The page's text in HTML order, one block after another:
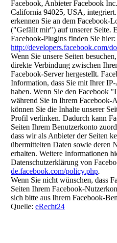
Facebook, Anbieter Facebook
California 94025, USA,
erkennen Sie an dem Facebook-
("Gefällt mir") auf unserer Seite.
Facebook-Plugins finden Sie hier:
http://developers.facebook.com/
Wenn Sie unsere Seiten
direkte Verbindung zwischen
Facebook-Server hergestellt.
Information, dass Sie mit Ihrer IP-
haben. Wenn Sie den Facebook
während Sie in Ihrem Facebook-
können Sie die Inhalte unserer
Profil verlinken. Dadurch kann
Seiten Ihrem Benutzerkonto
dass wir als Anbieter der Seiten
übermittelten Daten sowie deren
erhalten. Weitere Informationen
Datenschutzerklärung von
de.facebook.com/policy.php.
Wenn Sie nicht wünschen, dass
Seiten Ihrem Facebook-
sich bitte aus Ihrem Facebook-
Quelle:eRecht24